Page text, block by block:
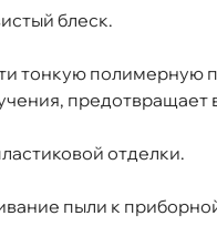
блеск.
тонкую полимерную
предотвращает
отделки.
пыли к
115